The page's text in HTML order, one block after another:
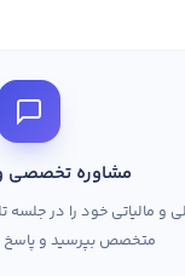
مشاوره تخصصی
و مالیاتی خود را در جلسه
متخصص بپرسید و پاسخ